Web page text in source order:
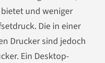
und weniger
Die in einer
Drucker sind jedoch
Ein Desktop-